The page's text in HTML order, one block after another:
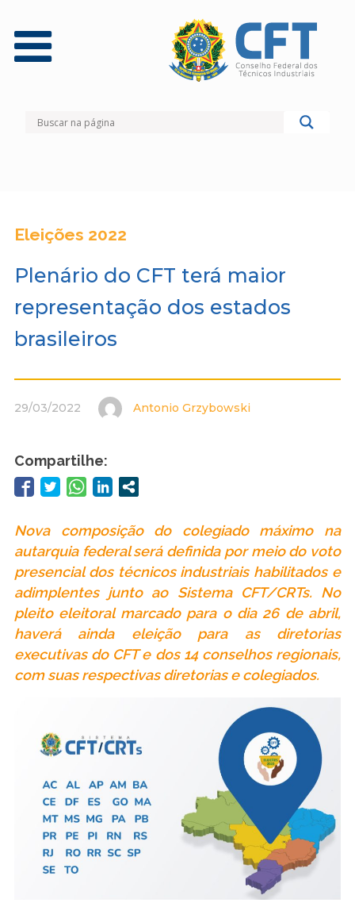
Eleições 2022
Plenário do CFT terá maior
representação dos estados
brasileiros
29/03/2022 Antonio Grzybowski
Compartilhe:
Nova composição do colegiado máximo na
autarquia federal será definida por meio do voto
presencial dos técnicos industriais habilitados e
adimplentes junto ao Sistema CFT/CRTs. No
pleito eleitoral marcado para o dia 26 de abril,
haverá ainda eleição para as diretorias
executivas do CFT e dos 14 conselhos regionais,
com suas respectivas diretorias e colegiados.